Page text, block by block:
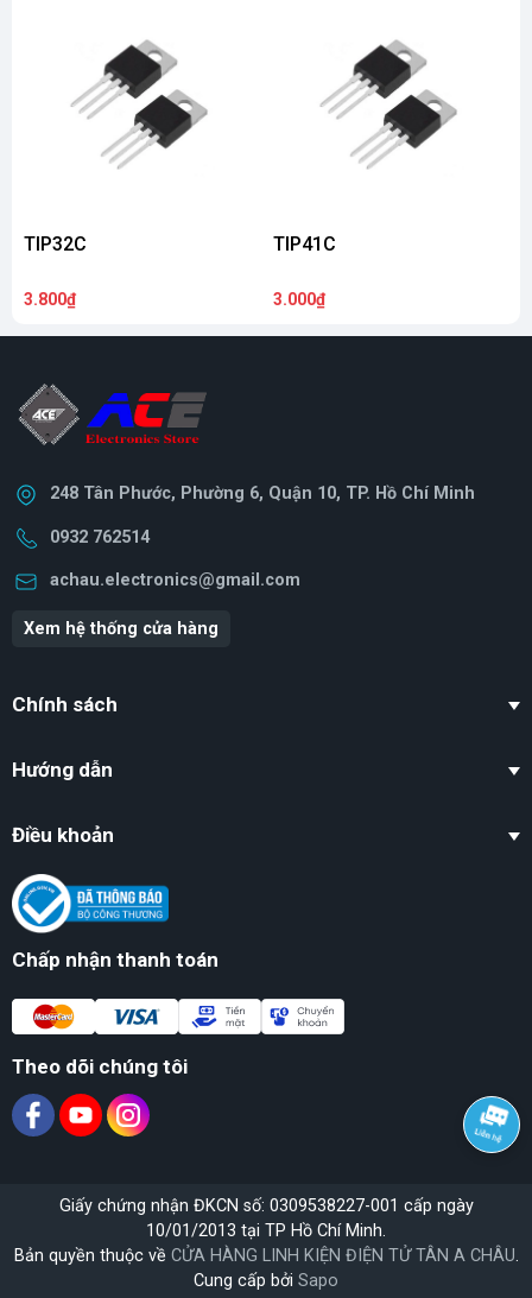
TIP32C
3.800₫
TIP41C
3.000₫
248 Tân Phước, Phường 6, Quận 10, TP. Hồ Chí Minh
0932 762514
achau.electronics@gmail.com
Xem hệ thống cửa hàng
Chính sách
Hướng dẫn
Điều khoản
Chấp nhận thanh toán
Theo dõi chúng tôi
Bản quyền thuộc về CỬA HÀNG LINH KIỆN ĐIỆN TỬ TÂN A CHÂU.
Cung cấp bởi Sapo
Giấy chứng nhận ĐKCN số: 0309538227-001 cấp ngày
10/01/2013 tại TP Hồ Chí Minh.